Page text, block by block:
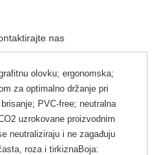
nas
olovku; ergonomska;
za optimalno držanje pri
PVC-free; neutralna
uzrokovane proizvodnim
neutraliziraju i ne zagađuju
roza i tirkiznaBoja: